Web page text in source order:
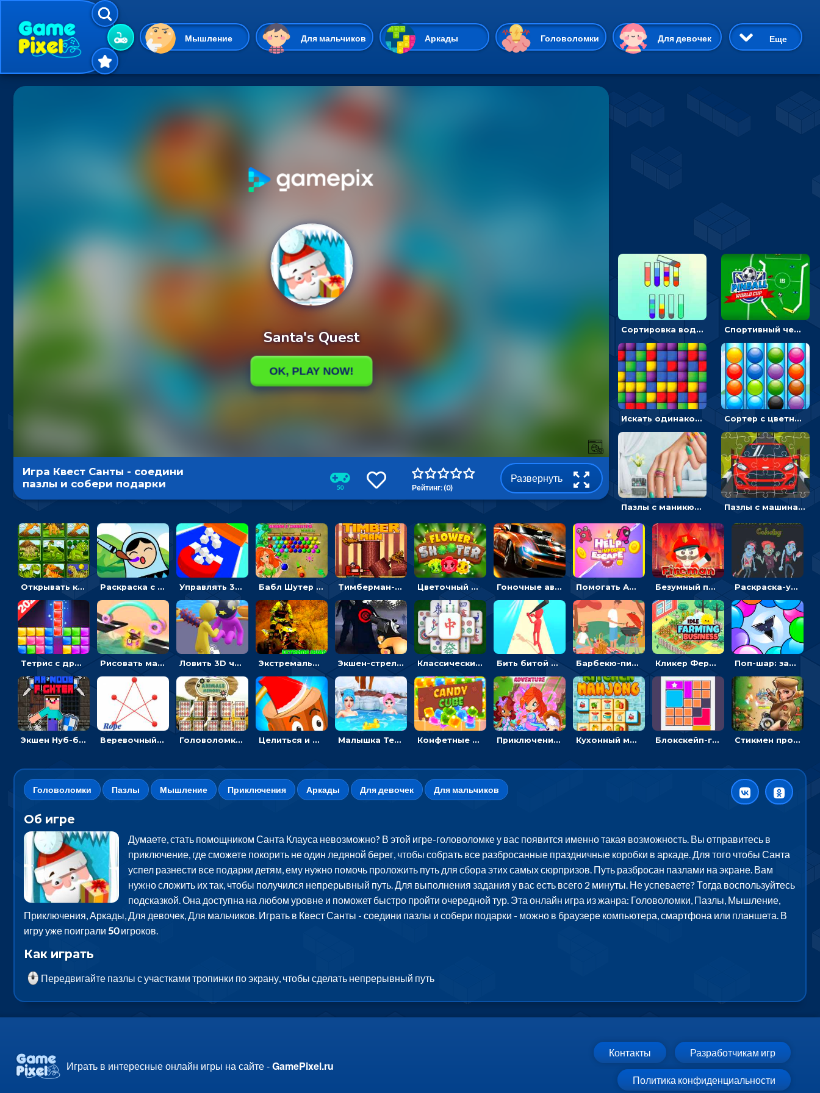
Мышление Для мальчиков Аркады Головоломки Для девочек
Гиперказуальные Казуальные Веселые 3D Приключения
Симуляторы
Еще
Сортировка воды: разлей жидкость в пробирки по цветам Спортивный чемпионат по пейнтболу: ударять по ракеткам, чтобы забивать футбольный мяч в ворота
Искать одинаковые блоки и убирать их - головоломка на внимание Сортер с цветными шариками: размещать в колбах по цвету
Пазлы с маникюром: собери идеальный рисунок для ногтей Пазлы с машинами Форд: собирать картинки и открывать новые
Игра Квест Санты - соедини
пазлы и собери подарки
50 Рейтинг: (0)
Развернуть
Открывать картинки с динозаврами и складывать в пары по памяти - головоломка Раскраска с матрешками для девочек Управлять 3D магнитом, чтобы собирать фигуры и сбрасывать в пропасть Бабл Шутер в джунглях: стрелять шариками по цветным целям Тимберман-дровосек: меняй сторону и руби дерево Цветочный шутер: стрелять пчелками по цветам Гоночные авто в пазлах: разбей картинку и собери снова Помогать Амонг Ас бежать из комнаты через преграды - приключения Безумный пожарный: направлять шланг, чтобы тушить горящие бревна Раскраска-ужастик: разукрась зомби и скелетов
Тетрис с драгоценными камнями: расставляй блоки, чтобы получить линию - головоломка Рисовать машину и выигрывать гонку - для мальчиков Ловить 3D человечком своего цвета и собирать драгоценности - гиперказуалка Экстремальные пазлы с квадроциклами: собирать крутые тачки Экшен-стрелялка по зомби: целиться и попадать в бегущих монстров Классический маджонг на время: находить пары одинаковых плиток, чтобы расчищать поле Бить битой по шарику, чтобы сбивать кубики с буквами на пути к финишу - 3D Барбекю-пикник: искать скрытые предметы на картинках - головоломка Кликер Фермерский бизнес: расти овощи, чтобы богатеть Поп-шар: запускать колючку, чтобы лопать воздушные шарики
Экшен Нуб-боец: прыгать через препятствия или бить врагов мечом Веревочный мастер: двигай узелки и развязывай их Головоломка с животными: переворачивать карточки, чтобы находить пару Целиться и метать топор в 3D мишени Малышка Тейлор едет на горячие источники - для девочек Конфетные кубики: двигать сладости в сторону, чтобы стрелять по целям Приключения Клуба Винкс: менять дорожки, чтобы собирать кристаллы Кухонный маджонг: соединять пары посуды и расчищать поле Блокскейп-головоломка: двигать блоки, чтобы достать элемент со звездой Стикмен против Зомби: стрелять в зомби и развивать воина
Головоломки Пазлы Мышление Приключения Аркады Для девочек Для мальчиков
Об игре
Думаете, стать помощником Санта Клауса невозможно? В этой игре-головоломке у вас появится именно такая возможность. Вы отправитесь в
приключение, где сможете покорить не один ледяной берег, чтобы собрать все разбросанные праздничные коробки в аркаде. Для того чтобы Санта
успел разнести все подарки детям, ему нужно помочь проложить путь для сбора этих самых сюрпризов. Путь разбросан пазлами на экране. Вам
нужно сложить их так, чтобы получился непрерывный путь. Для выполнения задания у вас есть всего 2 минуты. Не успеваете? Тогда воспользуйтесь
подсказкой. Она доступна на любом уровне и поможет быстро пройти очередной тур. Эта онлайн игра из жанра: Головоломки, Пазлы, Мышление,
Приключения, Аркады, Для девочек, Для мальчиков. Играть в Квест Санты - соедини пазлы и собери подарки - можно в браузере компьютера, смартфона или планшета. В
игру уже поиграли 50игроков.
Как играть
Передвигайте пазлы с участками тропинки по экрану, чтобы сделать непрерывный путь
Играть в интересные онлайн игры на сайте -GamePixel.ru
Контакты Разработчикам игр
Политика конфиденциальности